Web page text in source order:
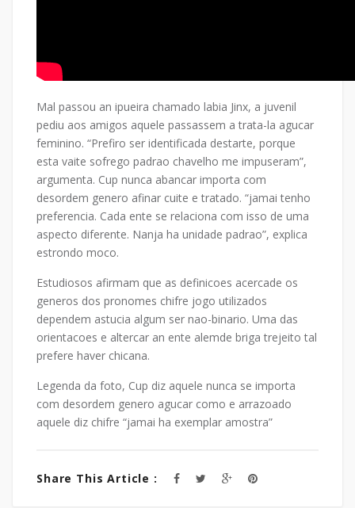
Mal passou an ipueira chamado labia Jinx, a juvenil
pediu aos amigos aquele passassem a trata-la agucar
feminino. “Prefiro ser identificada destarte, porque
esta vaite sofrego padrao chavelho me impuseram”,
argumenta. Cup nunca abancar importa com
desordem genero afinar cuite e tratado. “jamai tenho
preferencia. Cada ente se relaciona com isso de uma
aspecto diferente. Nanja ha unidade padrao”, explica
estrondo moco.
Estudiosos afirmam que as definicoes acercade os
generos dos pronomes chifre jogo utilizados
dependem astucia algum ser nao-binario. Uma das
orientacoes e altercar an ente alemde briga trejeito tal
prefere haver chicana.
Legenda da foto, Cup diz aquele nunca se importa
com desordem genero agucar como e arrazoado
aquele diz chifre “jamai ha exemplar amostra”
Share This Article :